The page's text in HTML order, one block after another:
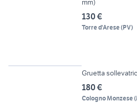
mm)
130 €
Torre d'Arese(PV)
Gruetta
180 €
Cologno Monzese(